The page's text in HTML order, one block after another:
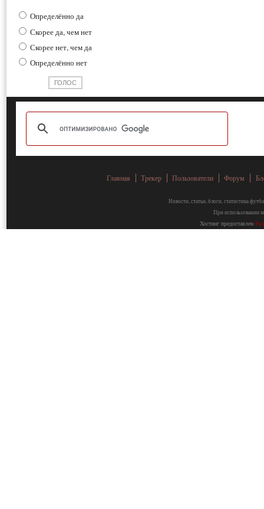
Определённо да
Скорее да, чем нет
Скорее нет, чем да
Определённо нет
Главная Трекер Пользователи Форум
Новости, статьи, блоги, статистика
При использовании
Хостинг предоставлен